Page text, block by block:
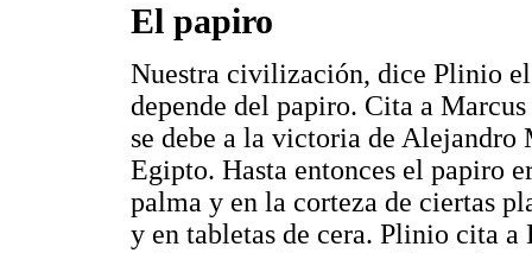
El papiro
Nuestra civilización, dice Plinio
depende del papiro. Cita a
se debe a la victoria de
Egipto. Hasta entonces el papiro
palma y en la corteza de ciertas
y en tabletas de cera. Plinio cita